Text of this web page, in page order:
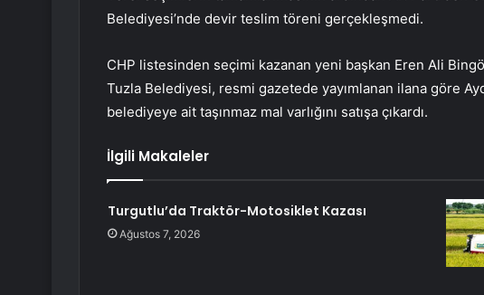
Belediyesi’nde devir teslim töreni gerçekleşmedi.
CHP listesinden seçimi kazanan yeni başkan Eren Ali
Tuzla Belediyesi, resmi gazetede yayımlanan ilana göre
belediyeye ait taşınmaz mal varlığını satışa çıkardı.
İlgili Makaleler
Turgutlu’da Traktör-Motosiklet Kazası
Ağustos 7, 2026